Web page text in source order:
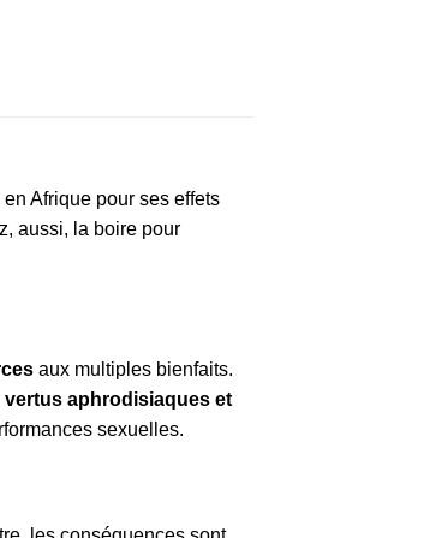
Afrique pour ses effets
aussi, la boire pour
aux multiples bienfaits.
vertus aphrodisiaques et
sexuelles.